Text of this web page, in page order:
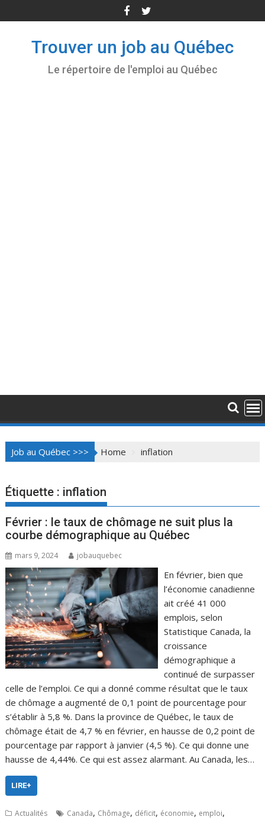
to
Trouver un job au Québec
Le répertoire de l'emploi au Québec
Job au Québec >>> Home inflation
Étiquette : inflation
Février : le taux de chômage ne suit plus la
courbe démographique au Québec
mars 9, 2024 jobauquebec
En février, bien que
l’économie canadienne
ait créé 41 000
emplois, selon
Statistique Canada, la
croissance
démographique a
continué de surpasser
celle de l’emploi. Ce qui a donné comme résultat que le taux
de chômage a augmenté de 0,1 point de pourcentage pour
s’établir à 5,8 %. Dans la province de Québec, le taux de
chômage était de 4,7 % en février, en hausse de 0,2 point de
pourcentage par rapport à janvier (4,5 %). Ce qui donne une
hausse de 4,44%. Ce qui est assez alarmant. Au Canada, les…
LIRE+
Actualités Canada, Chômage, déficit, économie, emploi,